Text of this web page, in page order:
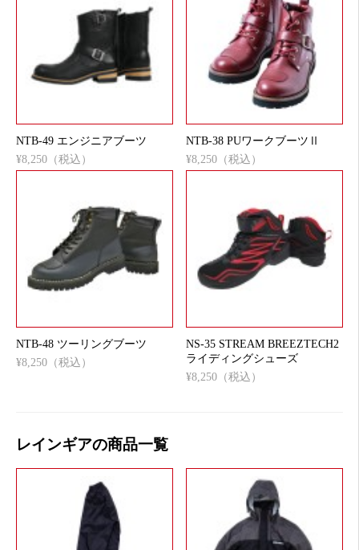
NTB-49 エンジニアブーツ
¥8,250（税込）
NTB-38 PUワークブーツⅡ
¥8,250（税込）
NTB-48 ツーリングブーツ
¥8,250（税込）
NS-35 STREAM BREEZTECH2
ライディングシューズ
¥8,250（税込）
レインギアの商品一覧